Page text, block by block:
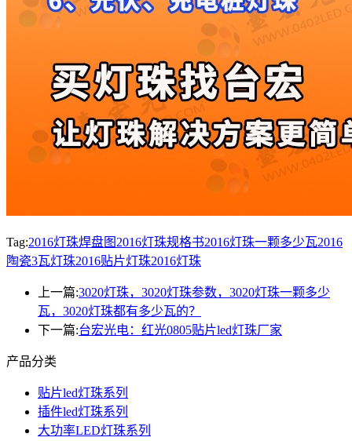
Tag:2016灯珠焊盘图 2016灯珠规格书2016灯珠一颗多少瓦2016
陶瓷3瓦灯珠2016贴片灯珠2016灯珠
上一篇:3020灯珠，3020灯珠参数，3020灯珠一颗多少
瓦，3020灯珠都有多少瓦的？
下一篇:台宏光电：红光0805贴片led灯珠厂家
产品分类
贴片led灯珠系列
插件led灯珠系列
大功率LED灯珠系列